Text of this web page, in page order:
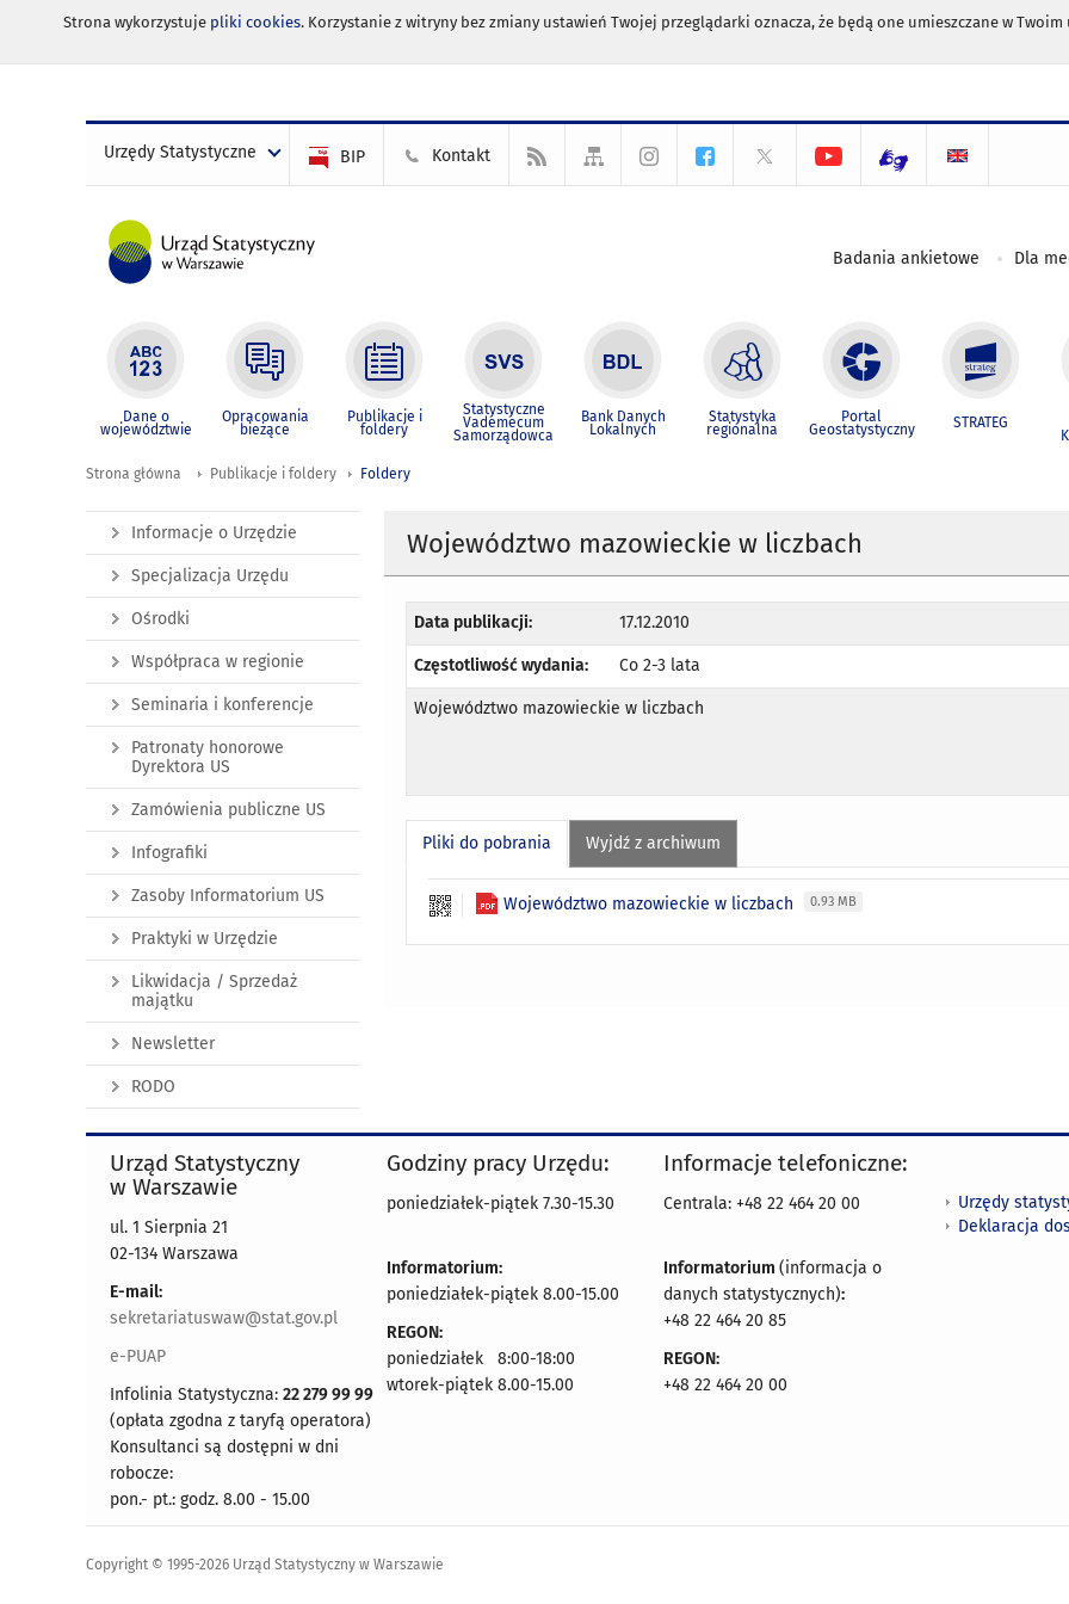
Strona wykorzystuje pliki cookies. Korzystanie z witryny bez zmiany ustawień Twojej przeglądarki oznacza, że będą one umieszczane w
Urzędy Statystyczne BIP Kontakt
Badania ankietowe Dla
Dane o
województwie
Opracowania
bieżące
Publikacje i
foldery
Statystyczne
Vademecum
Samorządowca
Bank Danych
Lokalnych
Statystyka
regionalna
Portal
Geostatystyczny STRATEG
Strona główna Publikacje i foldery Foldery
Województwo mazowieckie w liczbach
Data publikacji: 17.12.2010
Częstotliwość wydania: Co 2-3 lata
Województwo mazowieckie w liczbach
Pliki do pobrania Wyjdź z archiwum
Województwo mazowieckie w liczbach 0.93 MB
Informacje o Urzędzie
Specjalizacja Urzędu
Ośrodki
Współpraca w regionie
Seminaria i konferencje
Patronaty honorowe
Dyrektora US
Zamówienia publiczne US
Infografiki
Zasoby Informatorium US
Praktyki w Urzędzie
Likwidacja / Sprzedaż
majątku
Newsletter
RODO
Urząd Statystyczny
w Warszawie
ul. 1 Sierpnia 21
02-134 Warszawa
E-mail:
sekretariatuswaw@stat.gov.pl
e-PUAP
Infolinia Statystyczna: 22 279 99 99
(opłata zgodna z taryfą operatora)
Konsultanci są dostępni w dni
robocze:
pon.- pt.: godz. 8.00 - 15.00
Godziny pracy Urzędu:
poniedziałek-piątek 7.30-15.30
Informatorium:
poniedziałek-piątek 8.00-15.00
REGON:
poniedziałek 8:00-18:00
wtorek-piątek 8.00-15.00
Informacje telefoniczne:
Centrala: +48 22 464 20 00
Informatorium (informacja o
danych statystycznych):
+48 22 464 20 85
REGON:
+48 22 464 20 00
Urzędy
Deklaracja
Copyright © 1995-2026 Urząd Statystyczny w Warszawie